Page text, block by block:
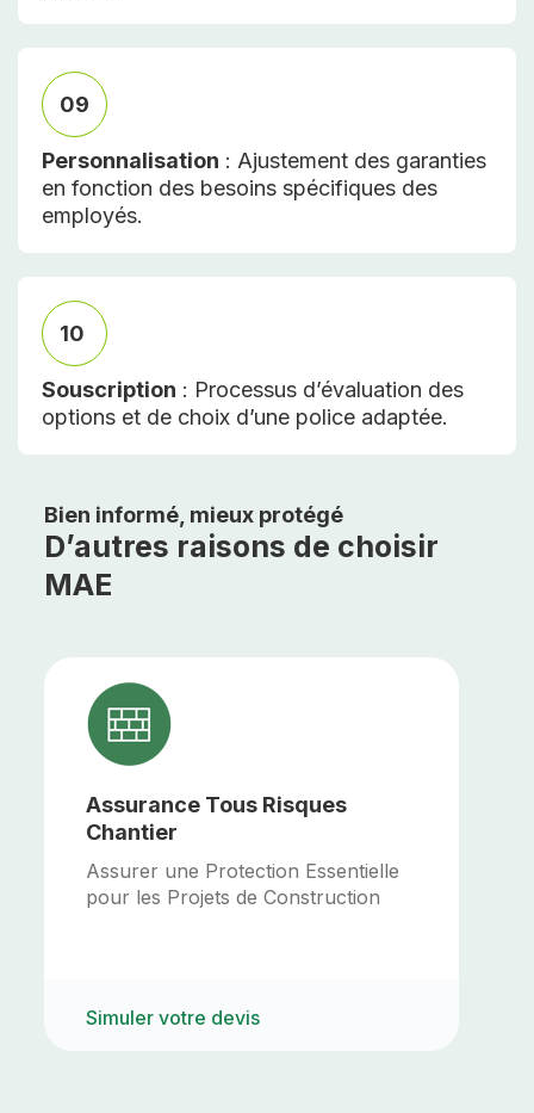
09
Personnalisation : Ajustement des garanties
en fonction des besoins spécifiques des
employés.
10
Souscription : Processus d’évaluation des
options et de choix d’une police adaptée.
Bien informé, mieux protégé
D’autres raisons de choisir
MAE
Assurance Tous Risques
Chantier
Assurer une Protection Essentielle
pour les Projets de Construction
Simuler votre devis